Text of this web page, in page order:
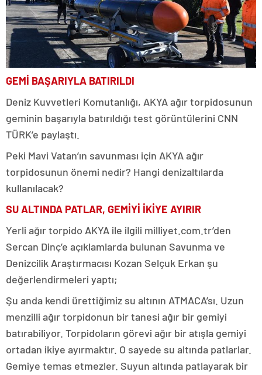
GEMİ BAŞARIYLA BATIRILDI
Deniz Kuvvetleri Komutanlığı, AKYA ağır torpidosunun
geminin başarıyla batırıldığı test görüntülerini CNN
TÜRK’e paylaştı.
Peki Mavi Vatan’ın savunması için AKYA ağır
torpidosunun önemi nedir? Hangi denizaltılarda
kullanılacak?
SU ALTINDA PATLAR, GEMİYİ İKİYE AYIRIR
Yerli ağır torpido AKYA ile ilgili milliyet.com.tr’den
Sercan Dinç’e açıklamlarda bulunan Savunma ve
Denizcilik Araştırmacısı Kozan Selçuk Erkan şu
değerlendirmeleri yaptı;
Şu anda kendi ürettiğimiz su altının ATMACA’sı. Uzun
menzilli ağır torpidonun bir tanesi ağır bir gemiyi
batırabiliyor. Torpidoların görevi ağır bir atışla gemiyi
ortadan ikiye ayırmaktır. O sayede su altında patlarlar.
Gemiye temas etmezler. Suyun altında patlayarak bir